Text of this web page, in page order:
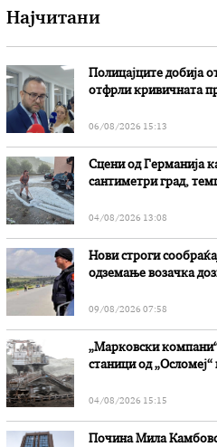
Најчитани
Полицајците добија
отфрли кривичната
06/08/2026 15:13
Сцени од Германија
сантиметри град,
04/08/2026 13:08
Нови строги
одземање возачка
09/08/2026 07:58
„Марковски
станици од
04/08/2026 15:15
Почина Мила